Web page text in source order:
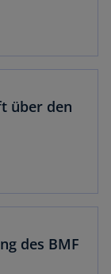
über den
des BMF